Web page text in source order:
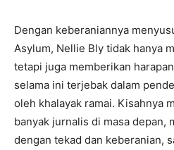
Dengan keberaniannya
Asylum, Nellie Bly tidak hanya
tetapi juga memberikan
selama ini terjebak dalam
oleh khalayak ramai. Kisahnya
banyak jurnalis di masa depan,
dengan tekad dan keberanian,